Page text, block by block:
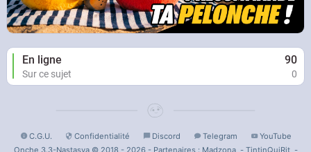
En ligne 90
Sur ce sujet 0
C.G.U. Confidentialité Discord Telegram
YouTube
Onche 3.3-Nastasya © 2018 - 2026 - Partenaires : Madzona- TintinQuiRit-